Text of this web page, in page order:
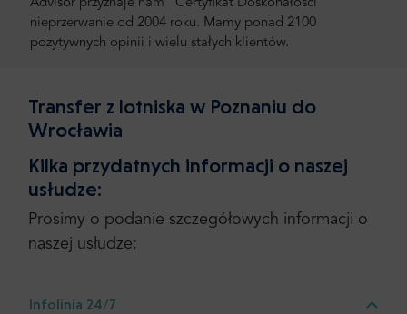
Advisor przyznaje nam "Certyfikat Doskonałości"
nieprzerwanie od 2004 roku. Mamy ponad 2100
pozytywnych opinii i wielu stałych klientów.
Transfer z lotniska w Poznaniu do
Wrocławia
Kilka przydatnych informacji o naszej
usłudze:
Prosimy o podanie szczegółowych informacji o
naszej usłudze:
Infolinia 24/7